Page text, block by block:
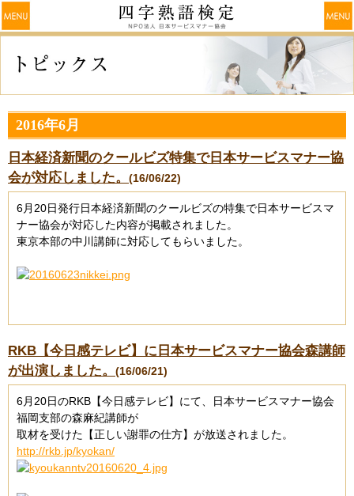
2016年6月
日本経済新聞のクールビズ特集で日本サービスマナー協
会が対応しました。 (16/06/22)
6月20日発行日本経済新聞のクールビズの特集で日本サービスマ
ナー協会が対応した内容が掲載されました。
東京本部の中川講師に対応してもらいました。
RKB【今日感テレビ】に日本サービスマナー協会森講師
が出演しました。 (16/06/21)
6月20日のRKB【今日感テレビ】にて、日本サービスマナー協会
福岡支部の森麻紀講師が
取材を受けた【正しい謝罪の仕方】が放送されました。
http://rkb.jp/kyokan/